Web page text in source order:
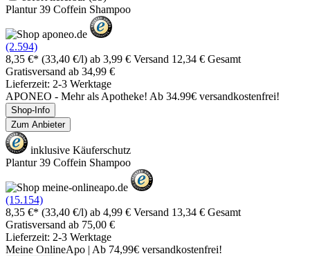
Plantur 39 Coffein Shampoo
(2.594)
8,35 €* (33,40 €/l) ab 3,99 € Versand 12,34 € Gesamt
Gratisversand ab 34,99 €
Lieferzeit: 2-3 Werktage
APONEO - Mehr als Apotheke! Ab 34.99€ versandkostenfrei!
Shop-Info
Zum Anbieter
inklusive Käuferschutz
Plantur 39 Coffein Shampoo
(15.154)
8,35 €* (33,40 €/l) ab 4,99 € Versand 13,34 € Gesamt
Gratisversand ab 75,00 €
Lieferzeit: 2-3 Werktage
Meine OnlineApo | Ab 74,99€ versandkostenfrei!